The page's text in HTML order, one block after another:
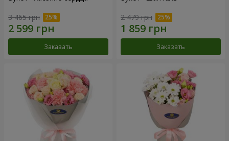
3 465 грн
Заказать
2 479 грн
Заказать